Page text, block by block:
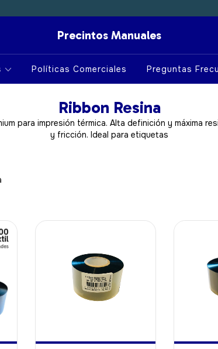
Precintos Manuales
Políticas Comerciales Preguntas
Ribbon Resina
para impresión térmica. Alta definición y máxima
y fricción. Ideal para etiquetas